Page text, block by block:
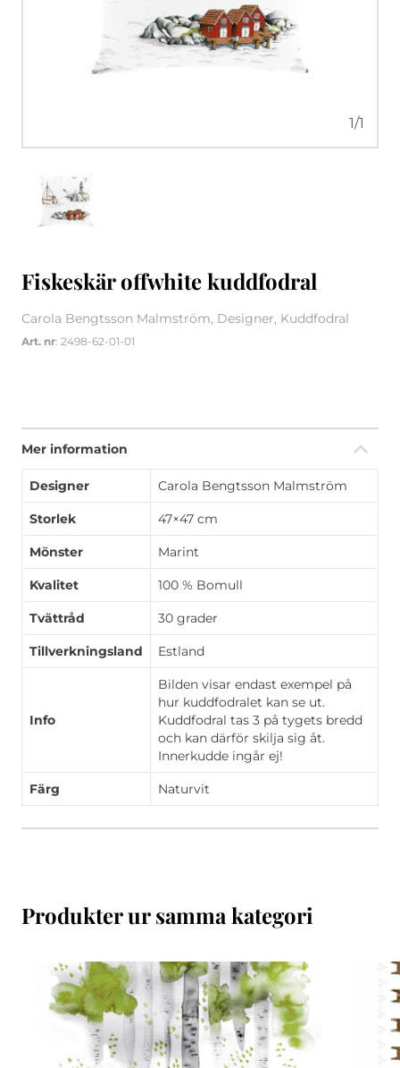
1/1
Fiskeskär offwhite kuddfodral
Carola Bengtsson Malmström, Designer, Kuddfodral
Art. nr: 2498-62-01-01
Mer information
Designer Carola Bengtsson Malmström
Storlek 47×47 cm
Mönster Marint
Kvalitet 100 % Bomull
Tvättråd 30 grader
Tillverkningsland Estland
Info
Bilden visar endast exempel på
hur kuddfodralet kan se ut.
Kuddfodral tas 3 på tygets bredd
och kan därför skilja sig åt.
Innerkudde ingår ej!
Färg Naturvit
Produkter ur samma kategori